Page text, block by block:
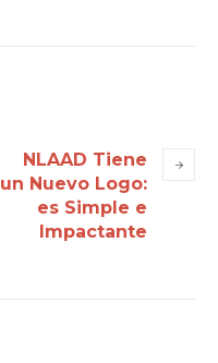
NLAAD Tiene
un Nuevo Logo:
es Simple e
Impactante